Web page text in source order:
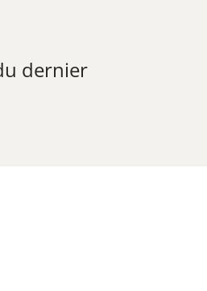
dernier